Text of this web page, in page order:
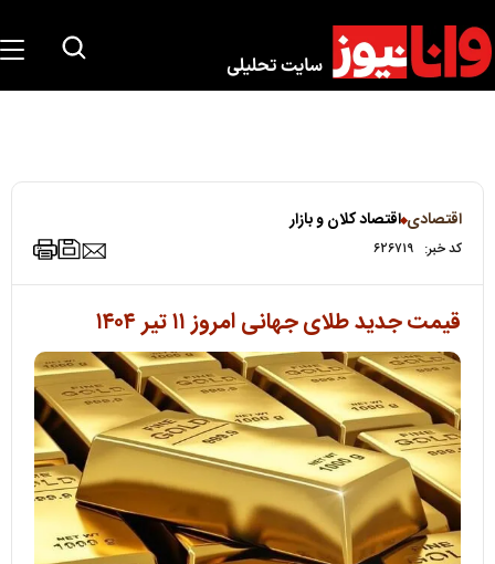
اقتصادی اقتصاد کلان و بازار
کد خبر: ۶۲۶۷۱۹
قیمت جدید طلای جهانی امروز ۱۱ تیر ۱۴۰۴